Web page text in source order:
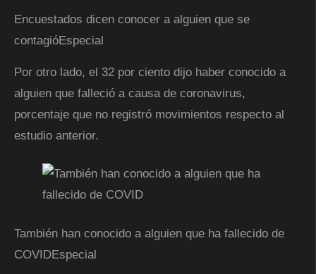
Encuestados dicen conocer a alguien que se
contagióEspecial
Por otro lado, el 32 por ciento dijo haber conocido a
alguien que falleció a causa de coronavirus,
porcentaje que no registró movimientos respecto al
estudio anterior.
También han conocido a alguien que ha fallecido de
COVIDEspecial